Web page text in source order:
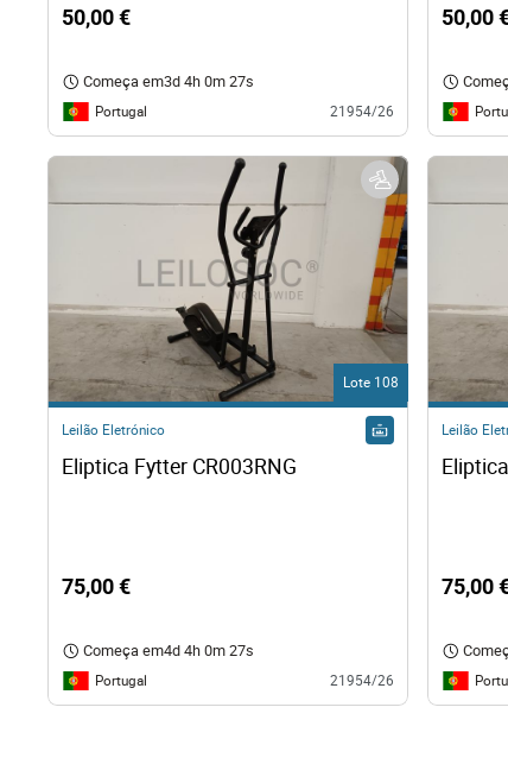
50,00 €
Começa em3d 4h 0m 26s
Portugal 21954/26
50,00
Lote 108
Leilão Eletrónico
75,00 €
Começa em4d 4h 0m 26s
Portugal 21954/26
Leilão
75,00